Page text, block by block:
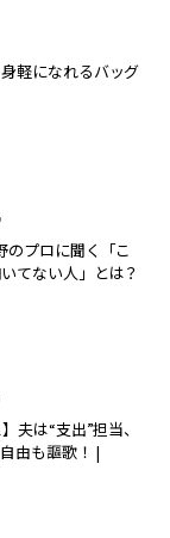
軽になれるバッグ
のプロに聞く「こ
てない人」とは？
夫は“支出”担当、
由も謳歌！ |